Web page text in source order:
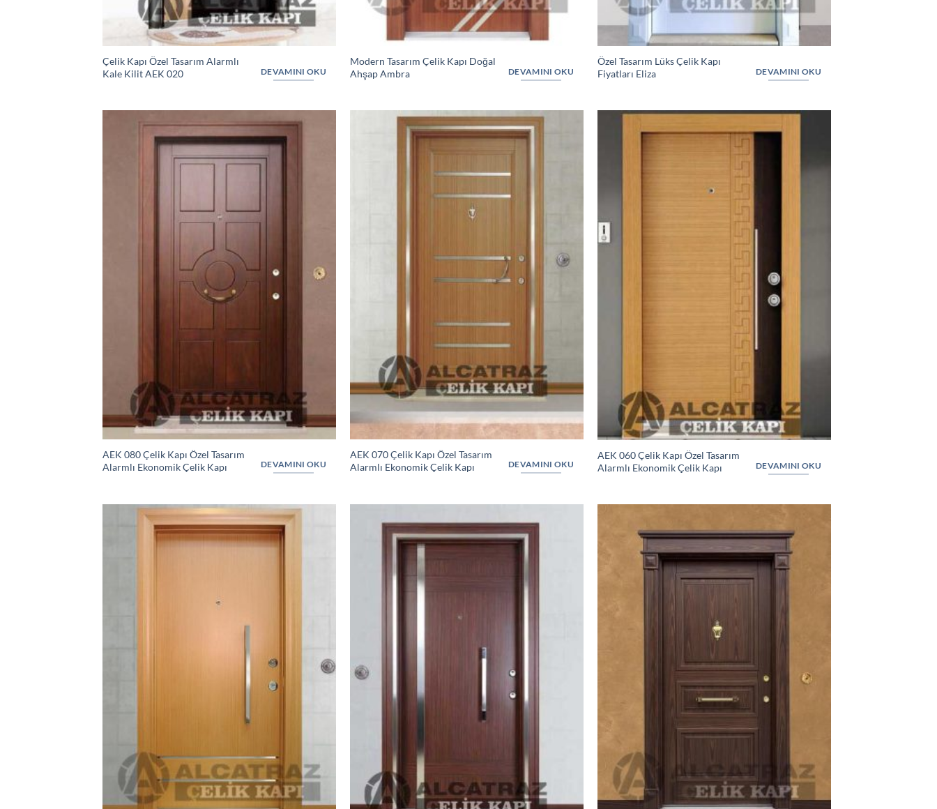
Çelik Kapı Özel Tasarım Alarmlı
Kale Kilit AEK 020
DEVAMINI OKU
Modern Tasarım Çelik Kapı Doğal
Ahşap Ambra
DEVAMINI OKU
Özel Tasarım Lüks Çelik Kapı
Fiyatları Eliza
DEVAMINI OKU
AEK 080 Çelik Kapı Özel Tasarım
Alarmlı Ekonomik Çelik Kapı
DEVAMINI OKU
AEK 070 Çelik Kapı Özel Tasarım
Alarmlı Ekonomik Çelik Kapı
DEVAMINI OKU
AEK 060 Çelik Kapı Özel Tasarım
Alarmlı Ekonomik Çelik Kapı
DEVAMINI OKU